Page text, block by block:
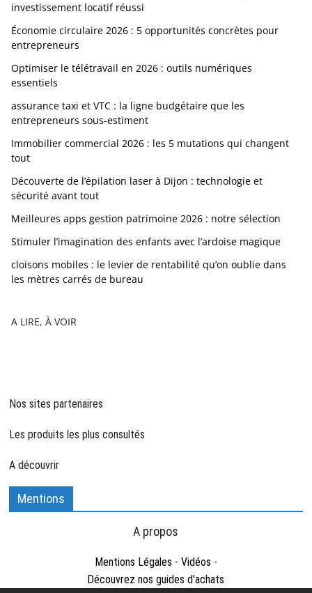
investissement locatif réussi
Économie circulaire 2026 : 5 opportunités concrètes pour
entrepreneurs
Optimiser le télétravail en 2026 : outils numériques
essentiels
assurance taxi et VTC : la ligne budgétaire que les
entrepreneurs sous-estiment
Immobilier commercial 2026 : les 5 mutations qui changent
tout
Découverte de l’épilation laser à Dijon : technologie et
sécurité avant tout
Meilleures apps gestion patrimoine 2026 : notre sélection
Stimuler l’imagination des enfants avec l’ardoise magique
cloisons mobiles : le levier de rentabilité qu’on oublie dans
les mètres carrés de bureau
A LIRE, À VOIR
Nos sites partenaires
Les produits les plus consultés
A découvrir
Mentions
A propos
Mentions Légales - Vidéos -
Découvrez nos guides d'achats